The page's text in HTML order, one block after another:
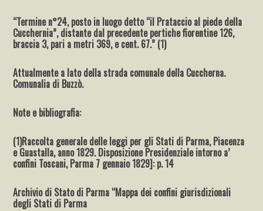
“Termine n°24, posto in luogo detto “il Prataccio al piede della
Cucchernia”, distante dal precedente pertiche fiorentine 126,
braccia 3, pari a metri 369, e cent. 67.” (1)
Attualmente a lato della strada comunale della Cuccherna.
Comunalia di Buzzò.
Note e bibliografia:
(1)Raccolta generale delle leggi per gli Stati di Parma, Piacenza
e Guastalla, anno 1829. Disposizione Presidenziale intorno a’
confini Toscani, Parma 7 gennaio 1829]: p. 14
Archivio di Stato di Parma “Mappa dei confini giurisdizionali
degli Stati di Parma